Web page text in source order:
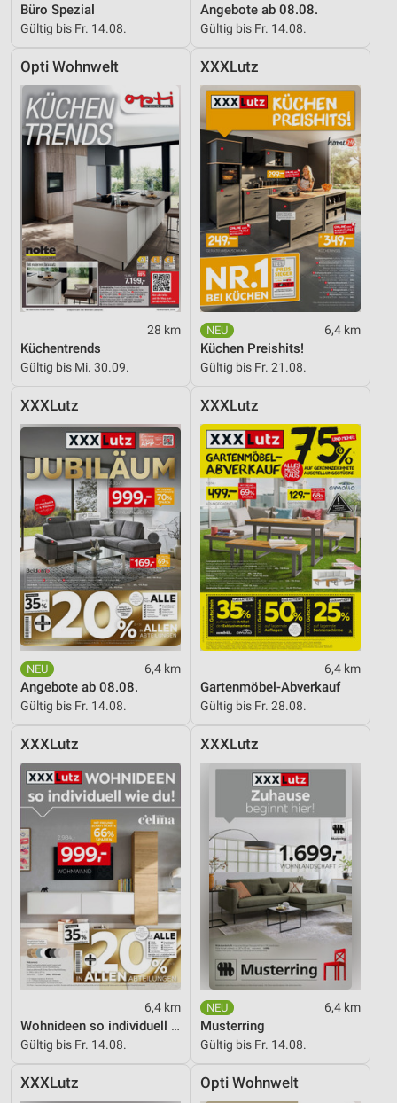
Büro Spezial
Gültig bis Fr. 14.08.
Angebote ab 08.08.
Gültig bis Fr. 14.08.
Opti Wohnwelt
28 km
Küchentrends
Gültig bis Mi. 30.09.
XXXLutz
6,4 km
Küchen Preishits!
Gültig bis Fr. 21.08.
XXXLutz
6,4 km
Angebote ab 08.08.
Gültig bis Fr. 14.08.
XXXLutz
6,4 km
Gartenmöbel-Abverkauf
Gültig bis Fr. 28.08.
XXXLutz
6,4 km
Wohnideen so individuell wie du!
Gültig bis Fr. 14.08.
XXXLutz
6,4 km
Musterring
Gültig bis Fr. 14.08.
XXXLutz Opti Wohnwelt